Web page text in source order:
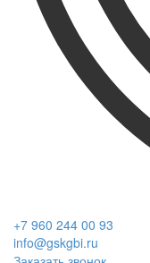
+7 960 244 00 93
info@gskgbi.ru